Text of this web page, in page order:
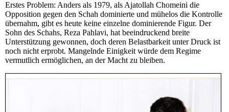
Erstes Problem: Anders als 1979, als Ajatollah Chomeini die
Opposition gegen den Schah dominierte und mühelos die Kontrolle
übernahm, gibt es heute keine einzelne dominierende Figur. Der
Sohn des Schahs, Reza Pahlavi, hat beeindruckend breite
Unterstützung gewonnen, doch deren Belastbarkeit unter Druck ist
noch nicht erprobt. Mangelnde Einigkeit würde dem Regime
vermutlich ermöglichen, an der Macht zu bleiben.